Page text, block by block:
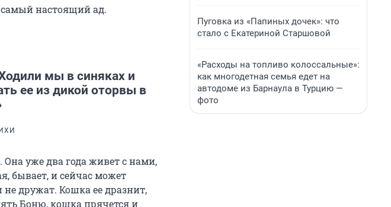
самый настоящий ад.
мы в синяках и
ее из дикой оторвы в
Она уже два года живет с нами,
бывает, и сейчас может
дружат. Кошка ее дразнит,
Боню, кошка прячется и
Пуговка из «Папиных дочек»: что
стало с Екатериной Старшовой
«Расходы на топливо колоссальные»:
как многодетная семья едет на
автодоме из Барнаула в Турцию —
фото